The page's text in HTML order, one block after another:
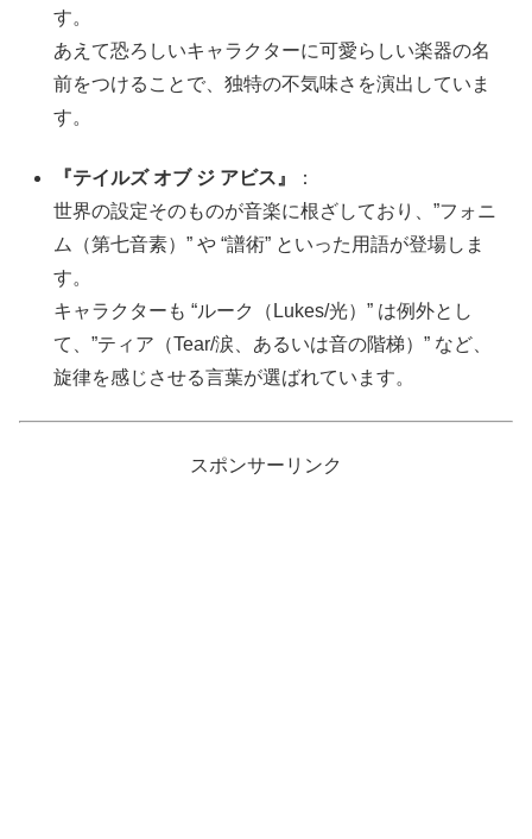
す。
あえて恐ろしいキャラクターに可愛らしい楽器の名
前をつけることで、独特の不気味さを演出していま
す。
『テイルズ オブ ジ アビス』
：
世界の設定そのものが音楽に根ざしており、”フォニ
ム（第七音素）” や “譜術” といった用語が登場しま
す。
キャラクターも “ルーク（Lukes/光）” は例外とし
て、”ティア（Tear/涙、あるいは音の階梯）” など、
旋律を感じさせる言葉が選ばれています。
スポンサーリンク